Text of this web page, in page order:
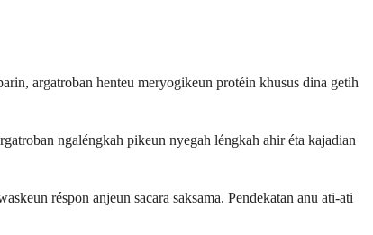
argatroban henteu meryogikeun protéin khusus dina getih
ngaléngkah pikeun nyegah léngkah ahir éta kajadian
réspon anjeun sacara saksama. Pendekatan anu ati-ati